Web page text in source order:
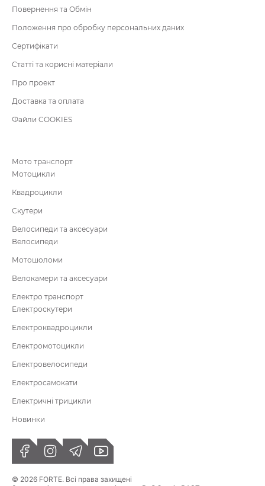
Повернення та Обмін
Положення про обробку персональних даних
Сертифікати
Статті та корисні матеріали
Про проект
Доставка та оплата
Файли COOKIES
Мото транспорт
Мотоцикли
Квадроцикли
Скутери
Велосипеди та аксесуари
Велосипеди
Мотошоломи
Велокамери та аксесуари
Електро транспорт
Електроскутери
Електроквадроцикли
Електромотоцикли
Електровелосипеди
Електросамокати
Електричні трицикли
Новинки
© 2026 FORTE. Всі права захищені